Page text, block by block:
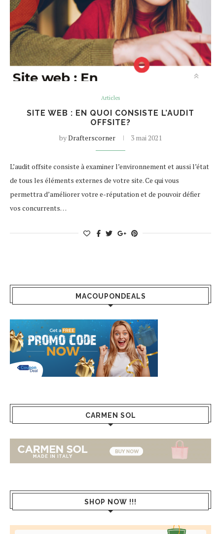
Articles
SITE WEB : EN QUOI CONSISTE L’AUDIT
OFFSITE?
byDrafterscorner 3 mai 2021
L’audit offsite consiste à examiner l’environnement et aussi l’état
de tous les éléments externes de votre site. Ce qui vous
permettra d’améliorer votre e-réputation et de pouvoir défier
vos concurrents…
MACOUPONDEALS
CARMEN SOL
SHOP NOW !!!